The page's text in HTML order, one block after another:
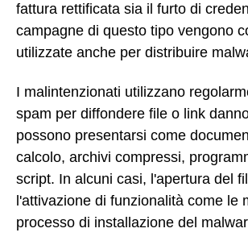
fattura rettificata sia il furto di
campagne di questo tipo vengono
utilizzate anche per distribuire
I malintenzionati utilizzano
spam per diffondere file o link
possono presentarsi come
calcolo, archivi compressi,
script. In alcuni casi, l'apertura del
l'attivazione di funzionalità come le
processo di installazione del